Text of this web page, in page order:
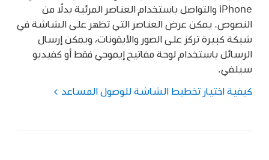
iPhone والتواصل باستخدام العناصر المرئية بدلًا من
النصوص. يمكن عرض العناصر التي تظهر على الشاشة في
شبكة كبيرة تركز على الصور والأيقونات، ويمكن إرسال
الرسائل باستخدام لوحة مفاتيح إيموجي فقط أو كفيديو
سيلفي.
كيفية اختيار تخطيط الشاشة للوصول المساعد